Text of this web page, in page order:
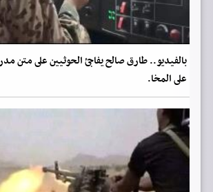
بالفيديو.. طارق صالح يفاجئ الحوثيين على متن
على المخا.